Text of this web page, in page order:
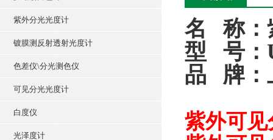
紫外分光光度计
镀膜测反射透射光度计
色差仪\分光测色仪
可见分光光度计
白度仪
光泽度计
名 称：
型 号：
品 牌：
紫外可